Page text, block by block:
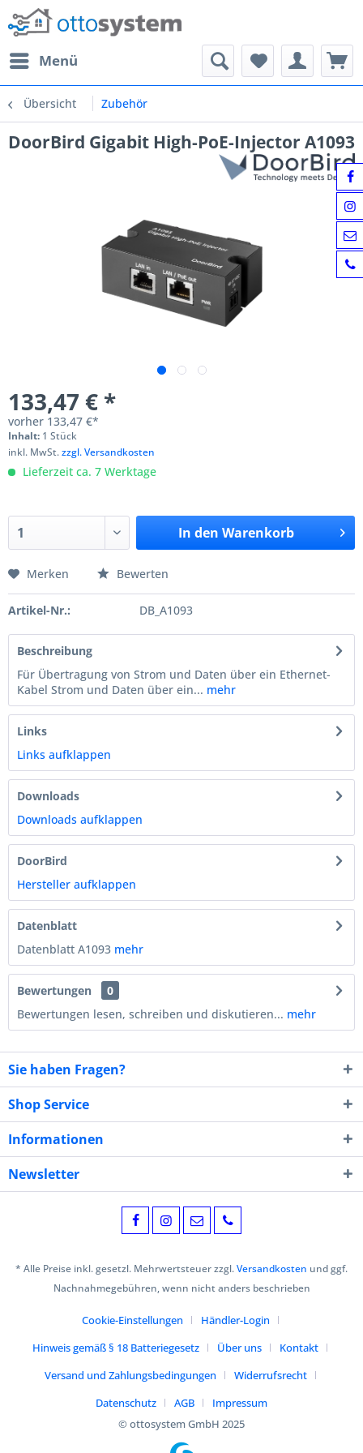
Menü
Übersicht Zubehör
DoorBird Gigabit High-PoE-Injector A1093
133,47 € *
vorher 133,47 €*
Inhalt: 1 Stück
inkl. MwSt.zzgl. Versandkosten
Lieferzeit ca. 7 Werktage
In den Warenkorb
Merken Bewerten
Artikel-Nr.: DB_A1093
Beschreibung
Für Übertragung von Strom und Daten über ein Ethernet-
Kabel Strom und Daten über ein... mehr
Links
Links aufklappen
Downloads
Downloads aufklappen
DoorBird
Hersteller aufklappen
Datenblatt
Datenblatt A1093 mehr
Bewertungen
0
Bewertungen lesen, schreiben und diskutieren... mehr
Sie haben Fragen?
Shop Service
Informationen
Newsletter
* Alle Preise inkl. gesetzl. Mehrwertsteuer zzgl.Versandkosten und ggf.
Nachnahmegebühren, wenn nicht anders beschrieben
Cookie-Einstellungen
Händler-Login
Hinweis gemäß § 18 Batteriegesetz
Über uns
Kontakt
Versand und Zahlungsbedingungen
Widerrufsrecht
Datenschutz
AGB
Impressum
© ottosystem GmbH 2025